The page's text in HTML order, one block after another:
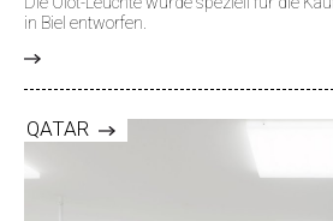
in Biel entworfen.
QATAR